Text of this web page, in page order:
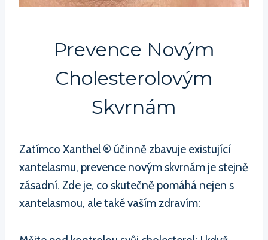
Prevence Novým
Cholesterolovým
Skvrnám
Zatímco Xanthel ® účinně zbavuje existující
xantelasmu, prevence novým skvrnám je stejně
zásadní. Zde je, co skutečně pomáhá nejen s
xantelasmou, ale také vaším zdravím: